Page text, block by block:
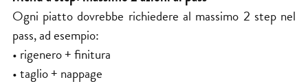
Ogni piatto dovrebbe richiedere al massimo 2 step nel
pass, ad esempio:
• rigenero + finitura
• taglio + nappage